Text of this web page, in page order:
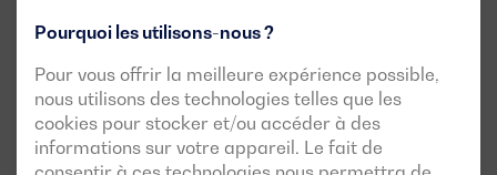
Pourquoi les utilisons-nous ?
Pour vous offrir la meilleure expérience possible,
nous utilisons des technologies telles que les
cookies pour stocker et/ou accéder à des
informations sur votre appareil. Le fait de
Cependant, les protections mécaniques des groupes
électrogènes vont au-delà et ont un impact sans
équivoque sur la
durée de vie du générateur.. Leur
isolation de la poussière et de la saleté, ainsi que de
l'humidité et donc de la corrosion, sera essentielle pour